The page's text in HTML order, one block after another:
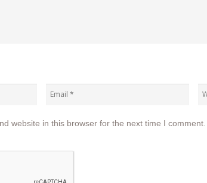
website in this browser for the next time I comment.